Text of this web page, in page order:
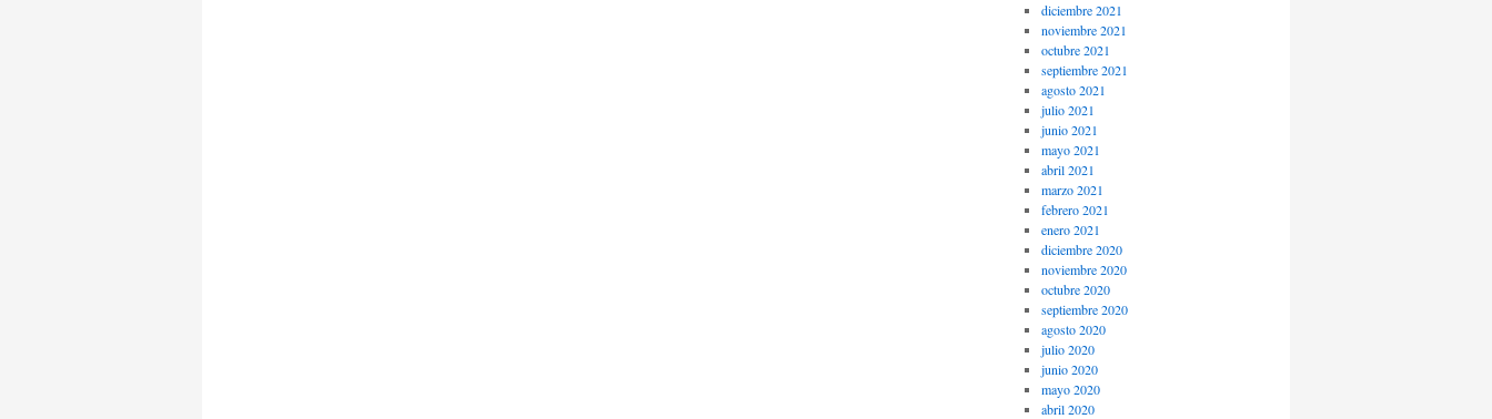
diciembre 2021
noviembre 2021
octubre 2021
septiembre 2021
agosto 2021
julio 2021
junio 2021
mayo 2021
abril 2021
marzo 2021
febrero 2021
enero 2021
diciembre 2020
noviembre 2020
octubre 2020
septiembre 2020
agosto 2020
julio 2020
junio 2020
mayo 2020
abril 2020